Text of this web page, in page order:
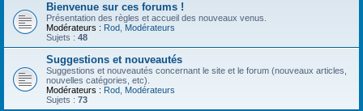
Bienvenue sur ces forums !
Présentation des règles et accueil des nouveaux venus.
Modérateurs : Rod Modérateurs
Sujets : 48
Suggestions et nouveautés
Suggestions et nouveautés concernant le site et le forum (nouveaux articles,
nouvelles catégories, etc).
Modérateurs : Rod Modérateurs
Sujets : 73